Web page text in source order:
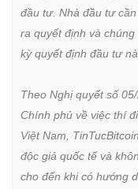
đầu tư. Nhà đầu tư
ra quyết định và
kỳ quyết định đầu tư
Theo Nghị quyết số
Chính phủ về việc thí
Việt Nam,
độc giả quốc tế và
cho đến khi có hướng